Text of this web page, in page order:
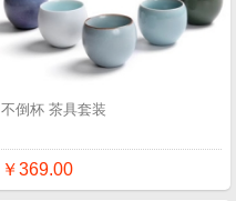
不倒杯 茶具套装
￥369.00